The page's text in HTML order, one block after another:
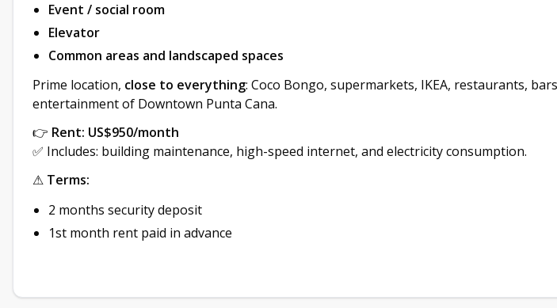
Event / social room
Elevator
Common areas and landscaped spaces
Prime location, close to everything: Coco Bongo, supermarkets, IKEA, restaurants,
entertainment of Downtown Punta Cana.
👉 Rent: US$950/month
✅ Includes: building maintenance, high-speed internet, and electricity consumption.
⚠ Terms:
2 months security deposit
1st month rent paid in advance